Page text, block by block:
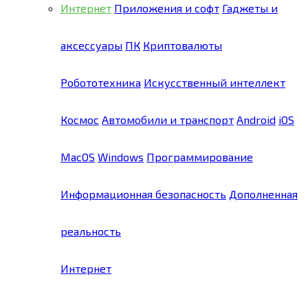
Интернет Приложения и софт Гаджеты и
аксессуары ПК Криптовалюты
Робототехника Искусственный интеллект
Космос Автомобили и транспорт Android iOS
MacOS Windows Программирование
Информационная безопасность Дополненная
реальность
Интернет